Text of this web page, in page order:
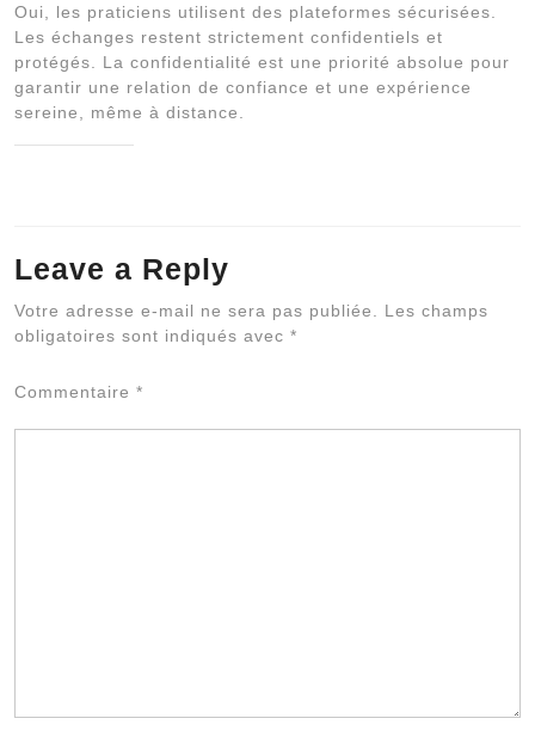
Oui, les praticiens utilisent des plateformes sécurisées.
Les échanges restent strictement confidentiels et
protégés. La confidentialité est une priorité absolue pour
garantir une relation de confiance et une expérience
sereine, même à distance.
Leave a Reply
Votre adresse e-mail ne sera pas publiée.
Les champs
obligatoires sont indiqués avec *
Commentaire *